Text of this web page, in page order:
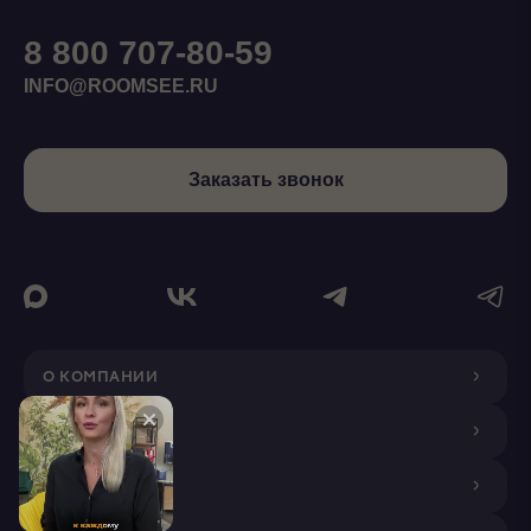
О КОМПАНИИ
ДИЗАЙНЕРАМ
ПОКУПАТЕЛЯМ
8 800 707-80-59
INFO@ROOMSEE.RU
Заказать звонок